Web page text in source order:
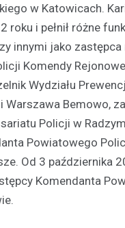
w Katowicach.
roku i pełnił różne
innymi jako zastępca
Komendy
Wydziału
Warszawa Bemowo,
Policji w
Powiatowego
Od 3 października
Komendanta